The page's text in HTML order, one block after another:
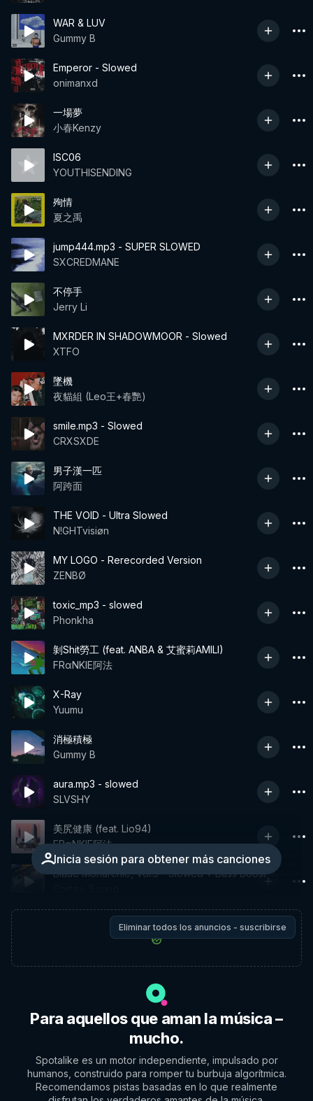
WAR & LUV
Gummy B
Emperor - Slowed
onimanxd
一場夢
小春Kenzy
ISC06
YOUTHISENDING
殉情
夏之禹
jump444.mp3 - SUPER SLOWED
SXCREDMANE
不停手
Jerry Li
MXRDER IN SHADOWMOOR - Slowed
XTFO
墜機
夜貓組 (Leo王+春艷)
smile.mp3 - Slowed
CRXSXDE
男子漢一匹
阿跨面
THE VOID - Ultra Slowed
N!GHTvisiøn
MY LOGO - Rerecorded Version
ZENBØ
toxic_mp3 - slowed
Phonkha
剝Shit勞工 (feat. ANBA & 艾蜜莉AMILI)
FRαNKIE阿法
X-Ray
Yuumu
消極積極
Gummy B
aura.mp3 - slowed
SLVSHY
Inicia sesión para obtener más canciones
美尻健康 (feat. Lio94)
FRαNKIE阿法
Blaue Monarchie, Vol.3 - Slowed + Bass Boost
Eliminar todos los anuncios - suscribirse
Para aquellos que aman la música –
mucho.
Spotalike es un motor independiente, impulsado por
humanos, construido para romper tu burbuja algorítmica.
Recomendamos pistas basadas en lo que realmente